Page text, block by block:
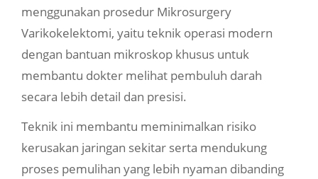
menggunakan prosedur Mikrosurgery
Varikokelektomi, yaitu teknik operasi modern
dengan bantuan mikroskop khusus untuk
membantu dokter melihat pembuluh darah
secara lebih detail dan presisi.
Teknik ini membantu meminimalkan risiko
kerusakan jaringan sekitar serta mendukung
proses pemulihan yang lebih nyaman dibanding